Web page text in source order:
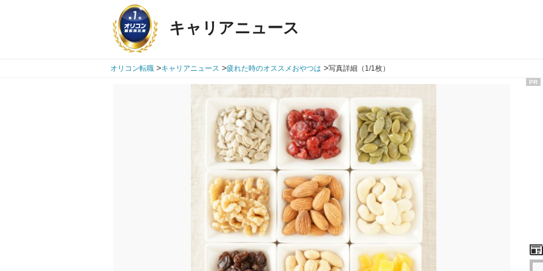
キャリアニュース
オリコン転職 >キャリアニュース >疲れた時のオススメおやつは >写真詳細（1/1枚）
PR